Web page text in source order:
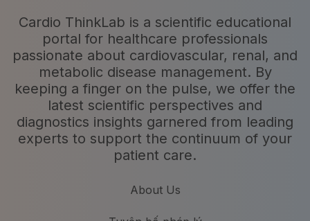
Cardio ThinkLab is a scientific educational
portal for healthcare professionals
passionate about cardiovascular, renal, and
metabolic disease management. By
keeping a finger on the pulse, we offer the
latest scientific perspectives and
diagnostics insights garnered from leading
experts to support the continuum of your
patient care.
About Us